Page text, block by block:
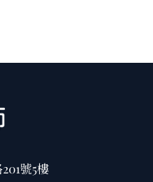
號5樓